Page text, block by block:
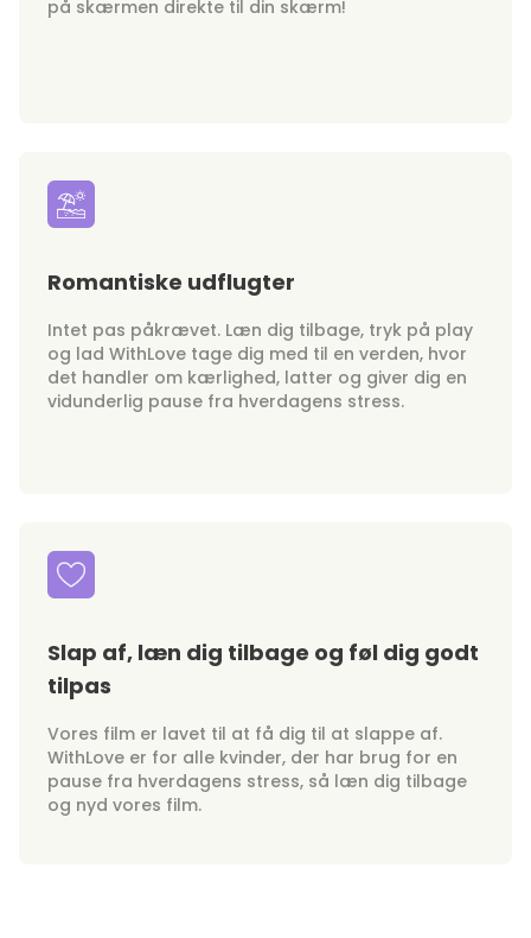
på skærmen direkte til din skærm!
Romantiske udflugter
Intet pas påkrævet. Læn dig tilbage, tryk på play
og lad WithLove tage dig med til en verden, hvor
det handler om kærlighed, latter og giver dig en
vidunderlig pause fra hverdagens stress.
Slap af, læn dig tilbage og føl dig godt
tilpas
Vores film er lavet til at få dig til at slappe af.
WithLove er for alle kvinder, der har brug for en
pause fra hverdagens stress, så læn dig tilbage
og nyd vores film.